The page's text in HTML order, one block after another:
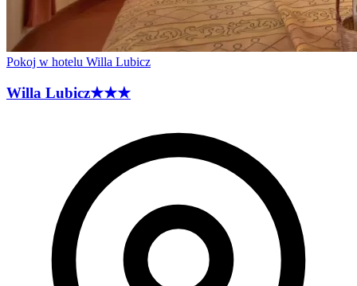
Pokoj w hotelu Willa Lubicz
Willa Lubicz★★★